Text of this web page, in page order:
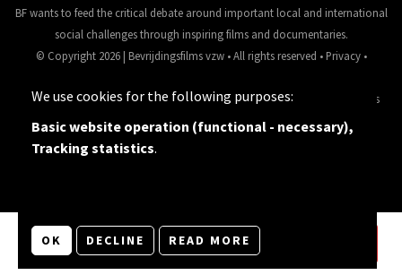
BF wants to feed the critical debate around important local and international
social challenges through inspiring films and documentaries.
© Copyright 2026 | Bevrijdingsfilms vzw • All rights reserved • Privacy•
Nimbu. Source for movie data and images:
General terms
and conditions
We use cookies for the following purposes:
Basic website operation (functional - necessary),
Tracking statistics.
OK DECLINE READ MORE